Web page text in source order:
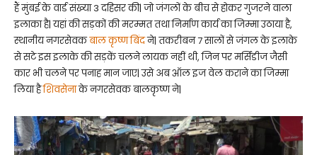
हैं मुंबई के वार्ड संख्या 3 दहिसर की| जो जंगलों के बीच से होकर गुजरने वाला
इलाका है| यहां की सड़कों की मरम्मत तथा निर्माण कार्य का जिम्मा उठाया है,
स्थानीय नगरसेवकबाल कृष्ण बिंदने| तकरीबन 7 सालों से जंगल के इलाके
से सटे इस इलाके की सड़कें चलने लायक नहीं थी, जिन पर मर्सिडीज जैसी
कार भी चलने पर पनाह मान जाए| उसे अब ऑल इज वेल कराने का जिम्मा
लिया हैशिवसेनाके नगरसेवक बालकृष्ण ने|